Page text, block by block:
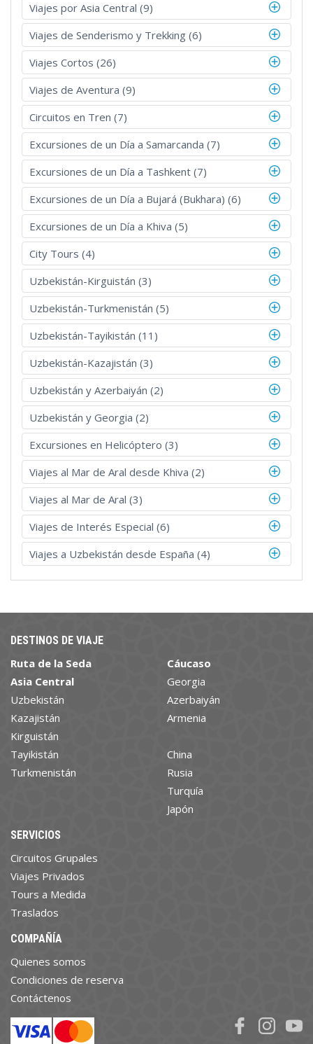
Viajes por Asia Central (9)
Viajes de Senderismo y Trekking (6)
Viajes Cortos (26)
Viajes de Aventura (9)
Circuitos en Tren (7)
Excursiones de un Día a Samarcanda (7)
Excursiones de un Día a Tashkent (7)
Excursiones de un Día a Bujará (Bukhara) (6)
Excursiones de un Día a Khiva (5)
City Tours (4)
Uzbekistán-Kirguistán (3)
Uzbekistán-Turkmenistán (5)
Uzbekistán-Tayikistán (11)
Uzbekistán-Kazajistán (3)
Uzbekistán y Azerbaiyán (2)
Uzbekistán y Georgia (2)
Excursiones en Helicóptero (3)
Viajes al Mar de Aral desde Khiva (2)
Viajes al Mar de Aral (3)
Viajes de Interés Especial (6)
Viajes a Uzbekistán desde España (4)
DESTINOS DE VIAJE
Ruta de la Seda
Asia Central
Uzbekistán
Kazajistán
Kirguistán
Tayikistán
Turkmenistán
Cáucaso
Georgia
Azerbaiyán
Armenia
China
Rusia
Turquía
Japón
SERVICIOS
Circuitos Grupales
Viajes Privados
Tours a Medida
Traslados
COMPAÑÍA
Quienes somos
Condiciones de reserva
Contáctenos